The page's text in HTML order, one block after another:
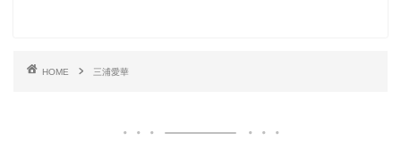
HOME 三浦愛華